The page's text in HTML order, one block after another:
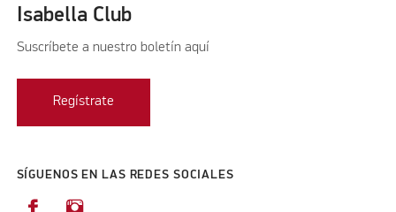
Isabella Club
Suscríbete a nuestro boletín aquí
Regístrate
SÍGUENOS EN LAS REDES SOCIALES